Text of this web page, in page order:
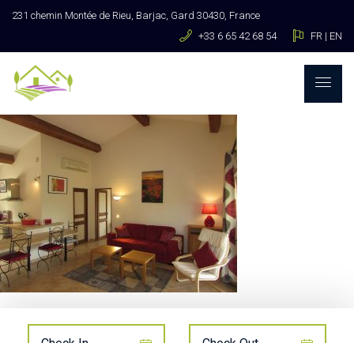
231 chemin Montée de Rieu, Barjac, Gard 30430, France
+33 6 65 42 68 54
FR | EN